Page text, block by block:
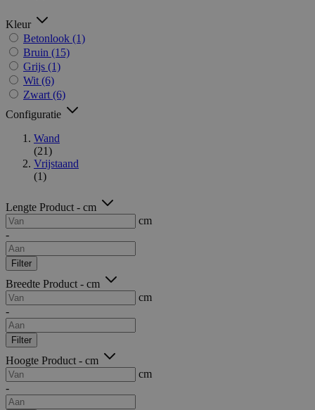
Kleur
Betonlook (1)
Bruin (15)
Grijs (1)
Wit (6)
Zwart (6)
Configuratie
Wand
(21)
Vrijstaand
(1)
Lengte Product - cm
cm
-
Filter
Breedte Product - cm
cm
-
Filter
Hoogte Product - cm
cm
-